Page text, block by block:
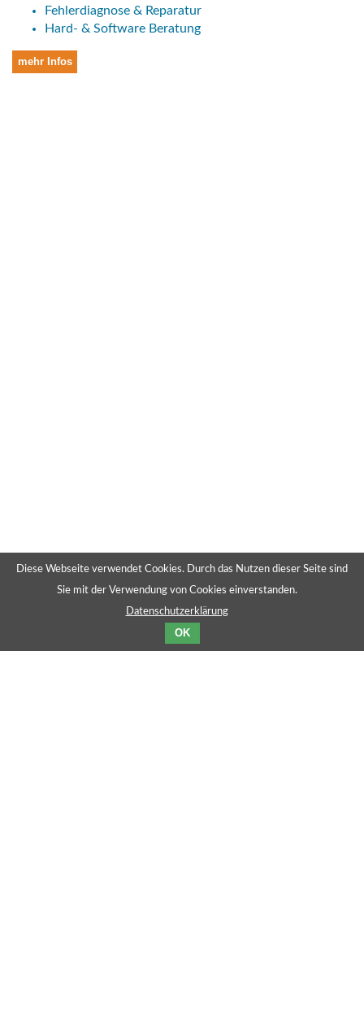
Fehlerdiagnose & Reparatur
Hard- & Software Beratung
mehr Infos
Diese Webseite verwendet Cookies. Durch das Nutzen dieser Seite sind
Sie mit der Verwendung von Cookies einverstanden.
Datenschutzerklärung
OK